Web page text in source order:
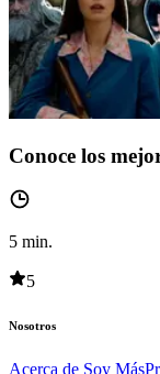
Conoce los
5 min.
5
Nosotros
Acerca de Soy Más